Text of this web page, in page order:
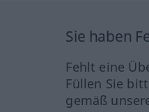
Sie haben
Fehlt eine
Füllen Sie
gemäß